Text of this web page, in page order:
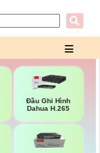
Đầu Ghi Hình
Dahua H.265